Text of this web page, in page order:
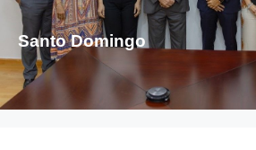
Santo Domingo